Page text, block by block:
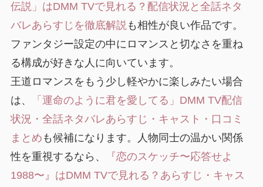
伝説」はDMM TVで見れる？配信状況と全話ネタ
バレあらすじを徹底解説 も相性が良い作品です。
ファンタジー設定の中にロマンスと切なさを重ね
る構成が好きな人に向いています。
王道ロマンスをもう少し軽やかに楽しみたい場合
は、
「運命のように君を愛してる」DMM TV配信
状況・全話ネタバレあらすじ・キャスト・口コミ
まとめ も候補になります。人物同士の温かい関係
性を重視するなら、
『恋のスケッチ〜応答せよ
1988〜』はDMM TVで見れる？あらすじ・キャス